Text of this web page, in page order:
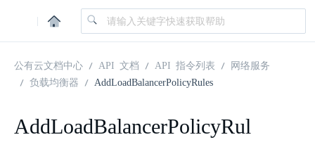
|
公有云文档中心 API 文档 API 指令列表
网络服务
负载均衡器
AddLoadBalancerPolicyRules
AddLoadBalancerPolicyRul